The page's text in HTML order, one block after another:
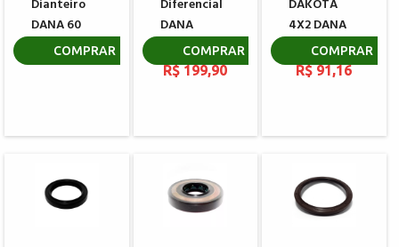
Dianteiro
DANA 60
R$ 189,40
COMPRAR
Diferencial
DANA
46411-1
R$ 199,90
COMPRAR
DAKOTA
4X2 DANA
44-4 42449
R$ 91,16
COMPRAR